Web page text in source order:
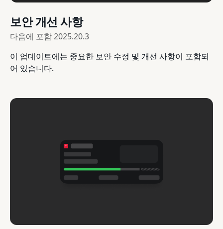
보안 개선 사항
다음에 포함2025.20.3
이 업데이트에는 중요한 보안 수정 및 개선 사항이 포함되
어 있습니다.